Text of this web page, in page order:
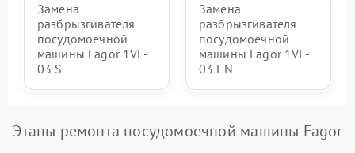
Замена
разбрызгивателя
посудомоечной
машины Fagor 1VF-
03 S
Замена
разбрызгивателя
посудомоечной
машины Fagor 1VF-
03 EN
Этапы ремонта посудомоечной машины Fagor